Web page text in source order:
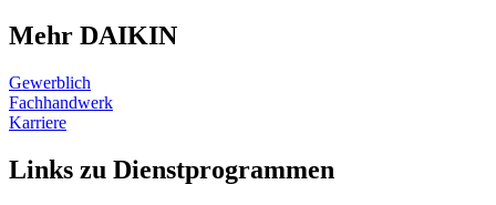
Mehr DAIKIN
Gewerblich
Fachhandwerk
Karriere
Links zu Dienstprogrammen